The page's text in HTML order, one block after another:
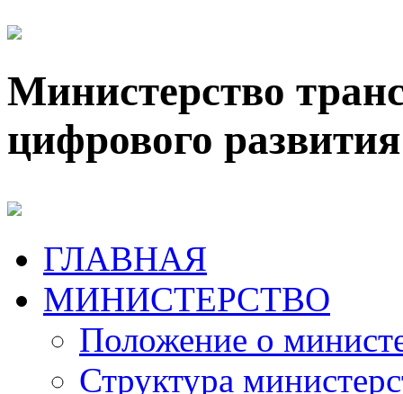
Министерство
цифрового
ГЛАВНАЯ
МИНИСТЕРСТВО
Положение о
Структура